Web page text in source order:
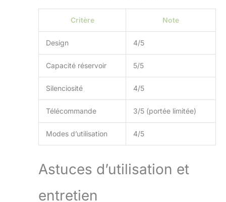
sa belle forme et
pour les personnes
aiment la vie.
Application: Peut
être utilisé comme
diffuseur /
humidificateurs /
purificateur d'air /
veilleuse
Aromatherapy.
votre famille et vos
amis dans tous les
Critère Note
Design 4/5
Capacité réservoir 5/5
Silenciosité 4/5
Télécommande 3/5 (portée limitée)
Modes d’utilisation 4/5
Astuces d’utilisation et
entretien